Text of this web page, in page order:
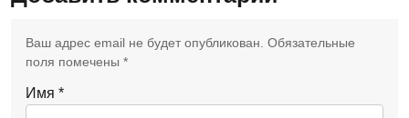
Ваш адрес email не будет опубликован. Обязательные
поля помечены *
Имя *